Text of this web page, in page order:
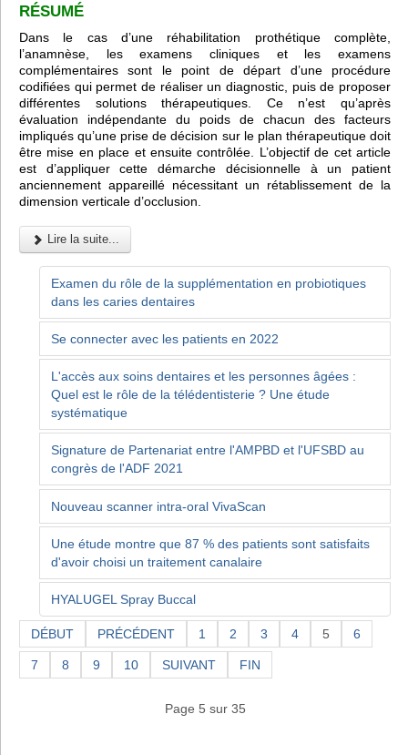
RÉSUMÉ
Dans le cas d’une réhabilitation prothétique complète,
l’anamnèse, les examens cliniques et les examens
complémentaires sont le point de départ d’une procédure
codifiées qui permet de réaliser un diagnostic, puis de proposer
différentes solutions thérapeutiques. Ce n’est qu’après
évaluation indépendante du poids de chacun des facteurs
impliqués qu’une prise de décision sur le plan thérapeutique doit
être mise en place et ensuite contrôlée. L’objectif de cet article
est d’appliquer cette démarche décisionnelle à un patient
anciennement appareillé nécessitant un rétablissement de la
dimension verticale d’occlusion.
Lire la suite...
Examen du rôle de la supplémentation en probiotiques
dans les caries dentaires
Se connecter avec les patients en 2022
L'accès aux soins dentaires et les personnes âgées :
Quel est le rôle de la télédentisterie ? Une étude
systématique
Signature de Partenariat entre l'AMPBD et l'UFSBD au
congrès de l'ADF 2021
Nouveau scanner intra-oral VivaScan
Une étude montre que 87 % des patients sont satisfaits
d'avoir choisi un traitement canalaire
HYALUGEL Spray Buccal
DÉBUT PRÉCÉDENT 1 2 3 4 5 6
7 8 9 10 SUIVANT FIN
Page 5 sur 35